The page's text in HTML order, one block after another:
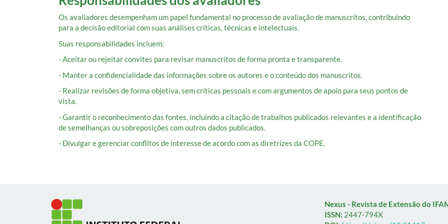
Os avaliadores desempenham um papel fundamental no processo de avaliação de manuscritos, contribuindo
para a decisão editorial com suas análises críticas, técnicas e intelectuais.
Suas responsabilidades incluem:
- Aceitar ou rejeitar convites para revisar manuscritos de forma pronta e transparente.
- Manter a confidencialidade das informações sobre os autores e o conteúdo dos manuscritos.
- Realizar revisões de forma objetiva, sem críticas pessoais e com argumentos de apoio para seus pontos de
vista.
- Garantir o reconhecimento das fontes, incluindo a citação de trabalhos publicados relevantes e a identificação
de semelhanças ou sobreposições com outros dados publicados.
- Divulgar e gerenciar conflitos de interesse de acordo com as diretrizes da COPE.
Nexus - Revista de Extensão do
ISSN: 2447-794X